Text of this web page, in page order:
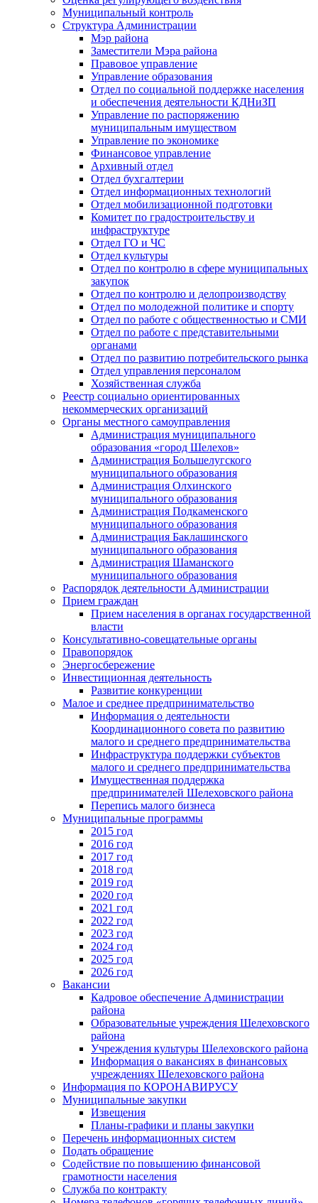
Муниципальный контроль
Структура Администрации
Мэр района
Заместители Мэра района
Правовое управление
Управление образования
Отдел по социальной поддержке населения
и обеспечения деятельности КДНиЗП
Управление по распоряжению
муниципальным имуществом
Управление по экономике
Финансовое управление
Архивный отдел
Отдел бухгалтерии
Отдел информационных технологий
Отдел мобилизационной подготовки
Комитет по градостроительству и
инфраструктуре
Отдел ГО и ЧС
Отдел культуры
Отдел по контролю в сфере муниципальных
закупок
Отдел по контролю и делопроизводству
Отдел по молодежной политике и спорту
Отдел по работе с общественностью и СМИ
Отдел по работе с представительными
органами
Отдел по развитию потребительского рынка
Отдел управления персоналом
Хозяйственная служба
Реестр социально ориентированных
некоммерческих организаций
Органы местного самоуправления
Администрация муниципального
образования «город Шелехов»
Администрация Большелугского
муниципального образования
Администрация Олхинского
муниципального образования
Администрация Подкаменского
муниципального образования
Администрация Баклашинского
муниципального образования
Администрация Шаманского
муниципального образования
Распорядок деятельности Администрации
Прием граждан
Прием населения в органах государственной
власти
Консультативно-совещательные органы
Правопорядок
Энергосбережение
Инвестиционная деятельность
Развитие конкуренции
Малое и среднее предпринимательство
Информация о деятельности
Координационного совета по развитию
малого и среднего предпринимательства
Инфраструктура поддержки субъектов
малого и среднего предпринимательства
Имущественная поддержка
предпринимателей Шелеховского района
Перепись малого бизнеса
Муниципальные программы
2015 год
2016 год
2017 год
2018 год
2019 год
2020 год
2021 год
2022 год
2023 год
2024 год
2025 год
2026 год
Вакансии
Кадровое обеспечение Администрации
района
Образовательные учреждения Шелеховского
района
Учреждения культуры Шелеховского района
Информация о вакансиях в финансовых
учреждениях Шелеховского района
Информация по КОРОНАВИРУСУ
Муниципальные закупки
Извещения
Планы-графики и планы закупки
Перечень информационных систем
Подать обращение
Содействие по повышению финансовой
грамотности населения
Служба по контракту